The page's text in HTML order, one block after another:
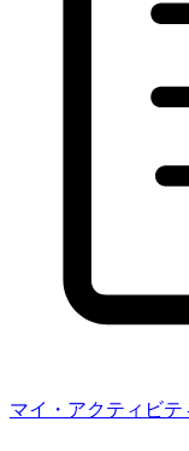
マイ・アクティビテ